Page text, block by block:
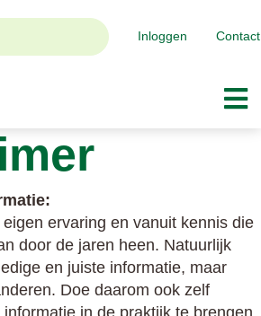
Contact
Inloggen
ervaring en vanuit kennis die
door de jaren heen. Natuurlijk
en juiste informatie, maar
Doe daarom ook zelf
in de praktijk te brengen.